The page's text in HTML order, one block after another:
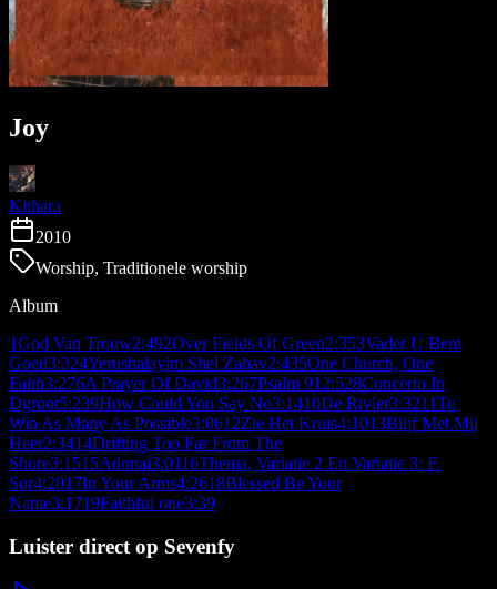
Joy
Kithara
2010
Worship, Traditionele worship
Album
1God Van Trouw2:492Over Fields Of Green2:353Vader U Bent
Goed3:324Yerushalayim Shel Zahav2:435One Church, One
Faith3:276A Prayer Of David3:267Psalm 91 2:528Concerto In
Dgroot5:239How Could You Say No3:1410De Rivier3:3211To
Win As Many As Possible3:0612Zie Het Kruis4:1013Blijf Met Mij
Heer2:3414Drifting Too Far From The
Shore3:1515Adonai3:0116Thema, Variatie 2 En Variatie 3: F.
Sor4:2017In Your Arms4:2618Blessed Be Your
Name3:1719Faithful one3:39
Luister direct op Sevenfy